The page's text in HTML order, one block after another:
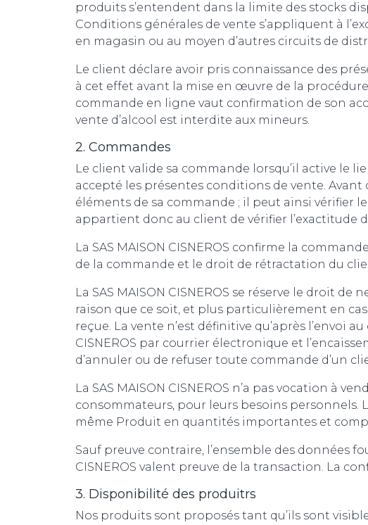
produits s’entendent dans la limite des stocks
Conditions générales de vente s’appliquent à
en magasin ou au moyen d’autres circuits de
Le client déclare avoir pris connaissance des
à cet effet avant la mise en œuvre de la
commande en ligne vaut confirmation de son
vente d’alcool est interdite aux mineurs.
2. Commandes
Le client valide sa commande lorsqu’il active le
accepté les présentes conditions de vente.
éléments de sa commande ; il peut ainsi vérifier
appartient donc au client de vérifier
La SAS MAISON CISNEROS confirme la
de la commande et le droit de rétractation du
La SAS MAISON CISNEROS se réserve le droit
raison que ce soit, et plus particulièrement en
reçue. La vente n’est définitive qu’après l’envoi
CISNEROS par courrier électronique et
d’annuler ou de refuser toute commande d’un
La SAS MAISON CISNEROS n’a pas vocation à
consommateurs, pour leurs besoins personnels.
même Produit en quantités importantes et
Sauf preuve contraire, l’ensemble des données
CISNEROS valent preuve de la transaction. La
3. Disponibilité des produitrs
Nos produits sont proposés tant qu’ils sont